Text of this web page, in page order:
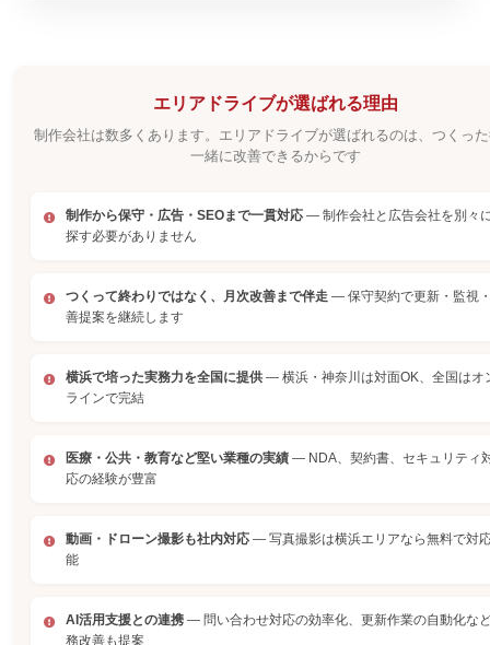
エリアドライブが選ばれる理由
制作会社は数多くあります。エリアドライブが選ばれるのは、つくっ
一緒に改善できるからです
制作から保守・広告・SEOまで一貫対応 — 制作会社と広告会社を別々
探す必要がありません
つくって終わりではなく、月次改善まで伴走 — 保守契約で更新・監視
善提案を継続します
横浜で培った実務力を全国に提供 — 横浜・神奈川は対面OK、全国はオ
ラインで完結
医療・公共・教育など堅い業種の実績 — NDA、契約書、セキュリティ
応の経験が豊富
動画・ドローン撮影も社内対応 — 写真撮影は横浜エリアなら無料で対
能
AI活用支援との連携 — 問い合わせ対応の効率化、更新作業の自動化な
務改善も提案